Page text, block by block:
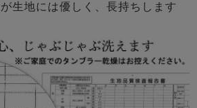
生地には優しく、長持ちします